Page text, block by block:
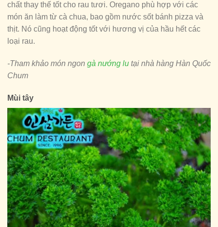
chất thay thế tốt cho rau tươi. Oregano phù hợp với các
món ăn làm từ cà chua, bao gồm nước sốt bánh pizza và
thịt. Nó cũng hoạt động tốt với hương vị của hầu hết các
loại rau.
-Tham khảo món ngon gà nướng lu tại nhà hàng Hàn Quốc
Chum
Mùi tây